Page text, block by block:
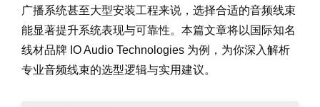
广播系统甚至大型安装工程来说，选择合适的音频线束
能显著提升系统表现与可靠性。本篇文章将以国际知名
线材品牌 IO Audio Technologies 为例，为你深入解析
专业音频线束的选型逻辑与实用建议。